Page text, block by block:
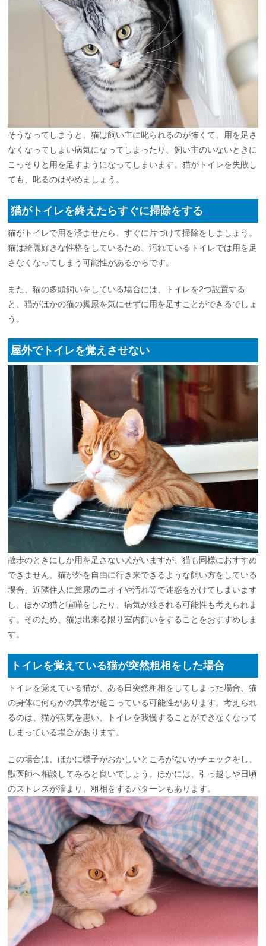
そうなってしまうと、猫は飼い主に叱られるのが怖くて、用を足さ
なくなってしまい病気になってしまったり、飼い主のいないときに
こっそりと用を足すようになってしまいます。猫がトイレを失敗し
ても、叱るのはやめましょう。
猫がトイレを終えたらすぐに掃除をする
猫がトイレで用を済ませたら、すぐに片づけて掃除をしましょう。
猫は綺麗好きな性格をしているため、汚れているトイレでは用を足
さなくなってしまう可能性があるからです。
また、猫の多頭飼いをしている場合には、トイレを2つ設置する
と、猫がほかの猫の糞尿を気にせずに用を足すことができるでしょ
う。
屋外でトイレを覚えさせない
散歩のときにしか用を足さない犬がいますが、猫も同様におすすめ
できません。猫が外を自由に行き来できるような飼い方をしている
場合、近隣住人に糞尿のニオイや汚れ等で迷惑をかけてしまいます
し、ほかの猫と喧嘩をしたり、病気が移される可能性も考えられま
す。そのため、猫は出来る限り室内飼いをすることをおすすめしま
す。
トイレを覚えている猫が突然粗相をした場合
トイレを覚えている猫が、ある日突然粗相をしてしまった場合、猫
の身体に何らかの異常が起こっている可能性があります。考えられ
るのは、猫が病気を患い、トイレを我慢することができなくなって
しまっている場合があります。
この場合は、ほかに様子がおかしいところがないかチェックをし、
獣医師へ相談してみると良いでしょう。ほかには、引っ越しや日頃
のストレスが溜まり、粗相をするパターンもあります。